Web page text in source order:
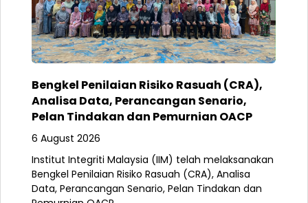
Bengkel Penilaian Risiko Rasuah (CRA),
Analisa Data, Perancangan Senario,
Pelan Tindakan dan Pemurnian OACP
6 August 2026
Institut Integriti Malaysia (IIM) telah melaksanakan
Bengkel Penilaian Risiko Rasuah (CRA), Analisa
Data, Perancangan Senario, Pelan Tindakan dan